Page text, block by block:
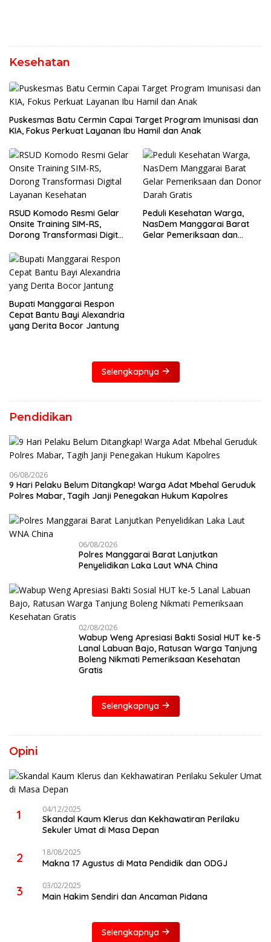
Kesehatan
Puskesmas Batu Cermin Capai Target Program Imunisasi dan
KIA, Fokus Perkuat Layanan Ibu Hamil dan Anak
RSUD Komodo Resmi Gelar
Onsite Training SIM-RS,
Dorong Transformasi Digital
Peduli Kesehatan Warga,
NasDem Manggarai Barat
Gelar Pemeriksaan dan
Bupati Manggarai Respon
Cepat Bantu Bayi Alexandria
yang Derita Bocor Jantung
Selengkapnya
Pendidikan
06/08/2026
9 Hari Pelaku Belum Ditangkap! Warga Adat Mbehal Geruduk
Polres Mabar, Tagih Janji Penegakan Hukum Kapolres
06/08/2026
Polres Manggarai Barat Lanjutkan
Penyelidikan Laka Laut WNA China
02/08/2026
Wabup Weng Apresiasi Bakti Sosial HUT ke-5
Lanal Labuan Bajo, Ratusan Warga Tanjung
Boleng Nikmati Pemeriksaan Kesehatan
Gratis
Selengkapnya
Opini
1 04/12/2025
Skandal Kaum Klerus dan Kekhawatiran Perilaku
Sekuler Umat di Masa Depan
2 18/08/2025
Makna 17 Agustus di Mata Pendidik dan ODGJ
3 03/02/2025
Main Hakim Sendiri dan Ancaman Pidana
Selengkapnya